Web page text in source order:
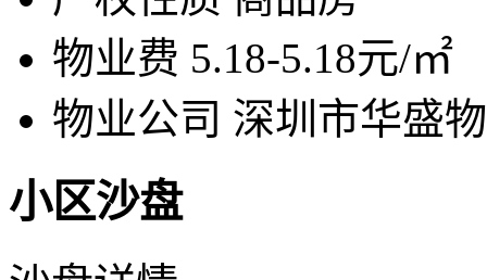
物业费 5.18-5.18元/㎡
物业公司 深圳市华盛
小区沙盘